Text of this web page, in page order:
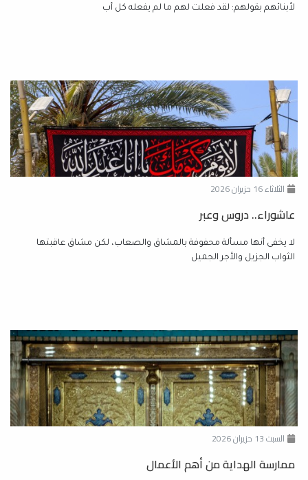
لأبنائهم بقولهم: لقد فعلت لهم ما لم يفعله كل أب
الثلاثاء 16 حزيران 2026
عاشوراء.. دروس وعبر
لا يخفى أنها مسألة محفوفة بالمشاق والصعاب، لكن مشاق عاقبتها
الثواب الجزيل والأجر الجميل
السبت 13 حزيران 2026
ممارسة الهداية من أهم الأعمال